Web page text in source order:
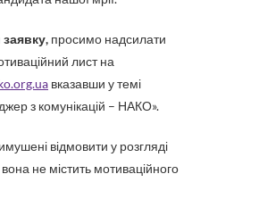
просимо надсилати
лист на
вказавши у темі
з комунікацій – НАКО».
відмовити у розгляді
не містить мотиваційного